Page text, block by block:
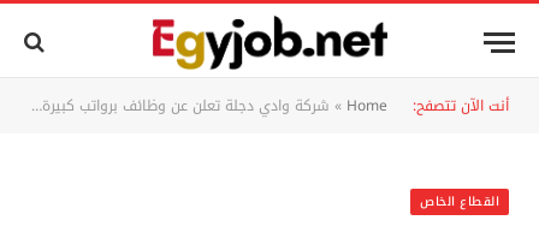
أنت الآن تتصفح: Home
» شركة وادي دجلة تعلن عن وظائف برواتب كبيرة في عدة تخصصات
القطاع الخاص